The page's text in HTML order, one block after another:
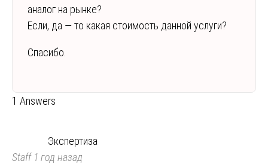
аналог на рынке?
Если, да — то какая стоимость данной услуги?
Спасибо.
1 Answers
Экспертиза
Staff1 год назад